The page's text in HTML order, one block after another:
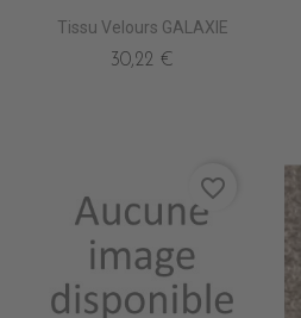
Tissu Velours GALAXIE
30,22 €
favorite_border